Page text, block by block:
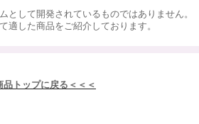
して開発されているものではありません。
適した商品をご紹介しております。
品トップに戻る＜＜＜